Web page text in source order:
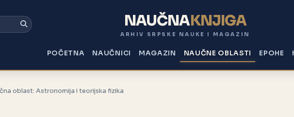
NAUČNAKNJIGA
ARHIV SRPSKE NAUKE I MAGAZIN
POČETNA NAUČNICI MAGAZIN NAUČNE OBLASTI EPOHE
oblast: Astronomija i teorijska fizika